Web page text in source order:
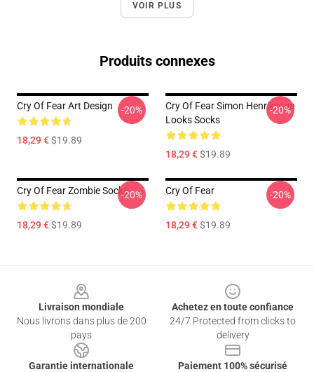
VOIR PLUS
Produits connexes
Cry Of Fear Art Design
18,29 €$19.89
-20%
Cry Of Fear Simon Henriksson
Looks Socks
18,29 €$19.89
-20%
Cry Of Fear Zombie Socks
18,29 €$19.89
-20% Cry Of Fear
18,29 €$19.89
-20%
Livraison mondiale
Nous livrons dans plus de 200
pays
Achetez en toute confiance
24/7 Protected from clicks to
delivery
Garantie internationale
Paiement 100% sécurisé